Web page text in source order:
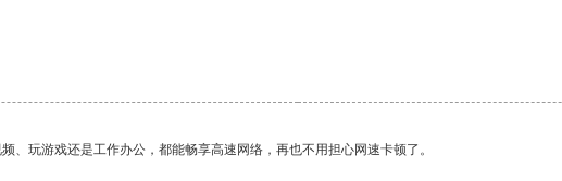
、玩游戏还是工作办公，都能畅享高速网络，再也不用担心网速卡顿了。